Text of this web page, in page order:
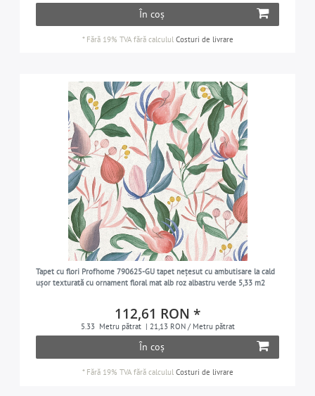
În coș
* Fără 19% TVAfără calculul Costuri de livrare
Tapet cu flori Profhome 790625-GU tapet nețesut cu ambutisare la cald
ușor texturată cu ornament floral mat alb roz albastru verde 5,33 m2
112,61 RON *
5.33 Metru pătrat | 21,13 RON / Metru pătrat
În coș
* Fără 19% TVAfără calculul Costuri de livrare